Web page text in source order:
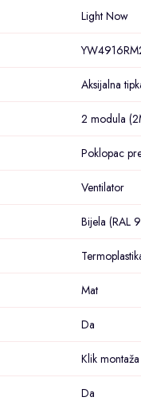
Light Now
Aksijalna
2 modula
Poklopac
Ventilator
Bijela (RAL
Mat
Da
Klik
Da